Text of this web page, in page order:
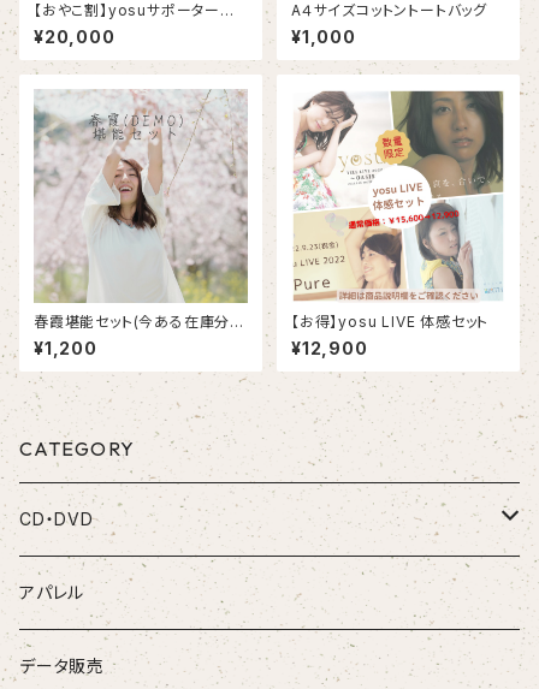
【おやこ割】yosuサポーターズ2
026年会費(2026.4.1〜2027.
3.31)
¥20,000
A４サイズコットントートバッグ
¥1,000
春霞堪能セット(今ある在庫分ま
で)
¥1,200
【お得】yosu LIVE 体感セット
¥12,900
CATEGORY
CD・DVD
CD
DVD
アパレル
データ販売